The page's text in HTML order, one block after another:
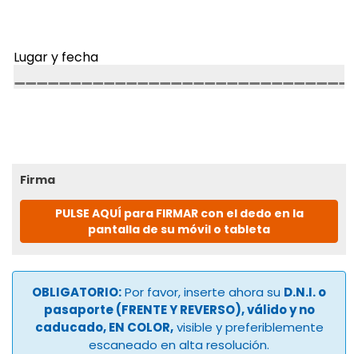
Lugar y fecha
Firma
PULSE AQUÍ para FIRMAR con el dedo en la
pantalla de su móvil o tableta
OBLIGATORIO:Por favor, inserte ahora su D.N.I. o
pasaporte (FRENTE Y REVERSO), válido y no
caducado, EN COLOR,visible y preferiblemente
escaneado en alta resolución.